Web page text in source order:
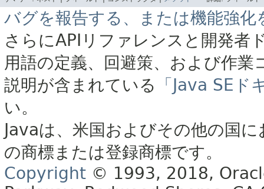
バグを報告する、または機能強化
さらにAPIリファレンスと開発者
用語の定義、回避策、および作
説明が含まれている
「Java SE
い。
Javaは、米国およびその他の国
の商標または登録商標です。
Copyright © 1993, 2018,